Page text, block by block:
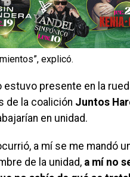
explicó.
estuvo presente en la
de la coalición Juntos
en unidad.
a mí se me mandó
de la unidad, a mí no